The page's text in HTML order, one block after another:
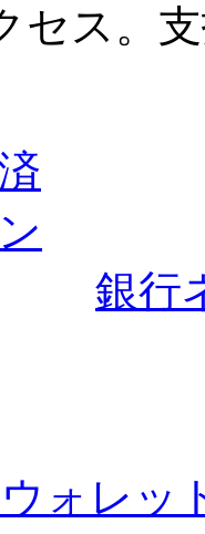
セス。
銀行
ォレッ